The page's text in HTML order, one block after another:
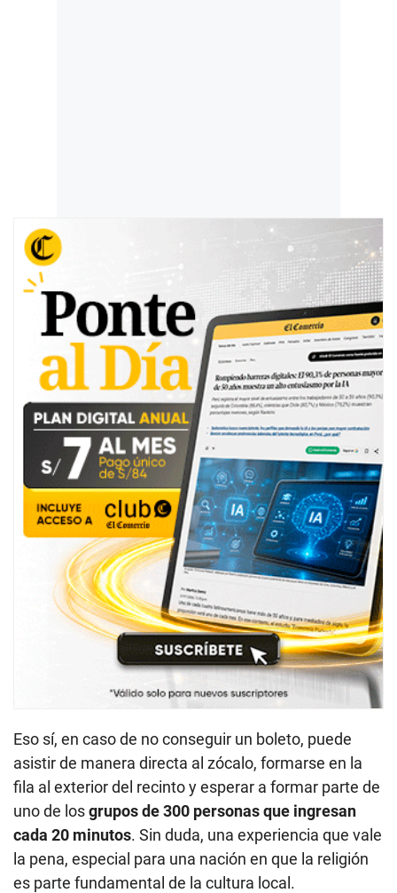
Eso sí, en caso de no conseguir un boleto, puede
asistir de manera directa al zócalo, formarse en la
fila al exterior del recinto y esperar a formar parte de
uno de losgrupos de 300 personas que ingresan
cada 20 minutos. Sin duda, una experiencia que vale
la pena, especial para una nación en que la religión
es parte fundamental de la cultura local.